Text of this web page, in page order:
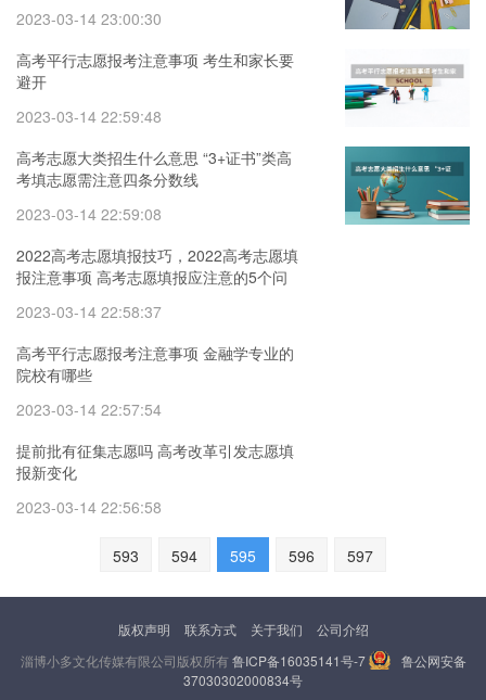
2023-03-14 23:00:30
高考平行志愿报考注意事项 考生和家长要
避开
2023-03-14 22:59:48
高考志愿大类招生什么意思 “3+证书”类高
考填志愿需注意四条分数线
2023-03-14 22:59:08
2022高考志愿填报技巧，2022高考志愿填
报注意事项 高考志愿填报应注意的5个问
2023-03-14 22:58:37
高考平行志愿报考注意事项 金融学专业的
院校有哪些
2023-03-14 22:57:54
提前批有征集志愿吗 高考改革引发志愿填
报新变化
2023-03-14 22:56:58
593 594 595 596 597
版权声明 联系方式 关于我们
公司介绍
淄博小多文化传媒有限公司版权所有鲁ICP备16035141号-7
鲁公网安备
37030302000834号